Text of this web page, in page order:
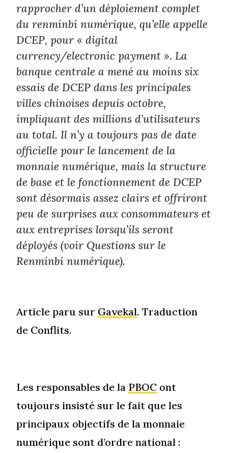
rapprocher d’un déploiement complet
du renminbi numérique, qu’elle appelle
DCEP, pour « digital
currency/electronic payment ». La
banque centrale a mené au moins six
essais de DCEP dans les principales
villes chinoises depuis octobre,
impliquant des millions d’utilisateurs
au total. Il n’y a toujours pas de date
officielle pour le lancement de la
monnaie numérique, mais la structure
de base et le fonctionnement de DCEP
sont désormais assez clairs et offriront
peu de surprises aux consommateurs et
aux entreprises lorsqu’ils seront
déployés (voir Questions sur le
Renminbi numérique).
Article paru sur Gavekal. Traduction
de Conflits.
Les responsables de la PBOC ont
toujours insisté sur le fait que les
principaux objectifs de la monnaie
numérique sont d’ordre national :